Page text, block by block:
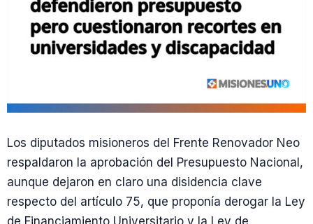
Los diputados misioneros del Frente Renovador Neo
respaldaron la aprobación del Presupuesto Nacional,
aunque dejaron en claro una disidencia clave
respecto del artículo 75, que proponía derogar la Ley
de Financiamiento Universitario y la Ley de